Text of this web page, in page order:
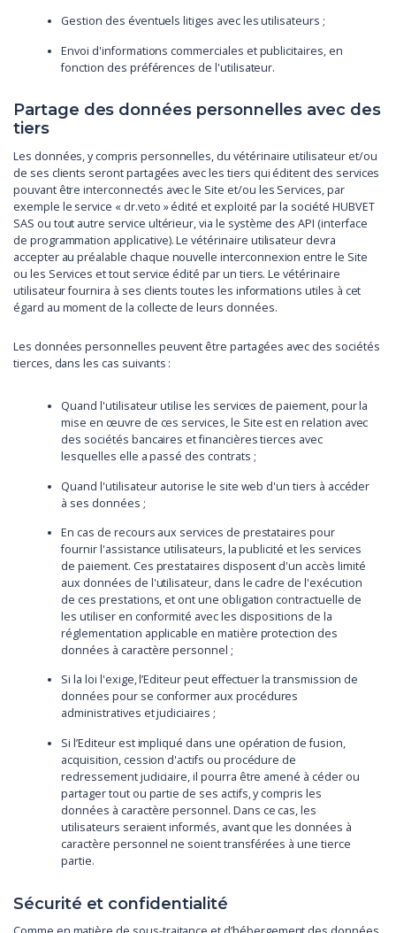
Gestion des éventuels litiges avec les utilisateurs ;
Envoi d'informations commerciales et publicitaires, en
fonction des préférences de l'utilisateur.
Partage des données personnelles avec des
tiers
Les données, y compris personnelles, du vétérinaire utilisateur et/ou
de ses clients seront partagées avec les tiers qui éditent des services
pouvant être interconnectés avec le Site et/ou les Services, par
exemple le service « dr.veto » édité et exploité par la société HUBVET
SAS ou tout autre service ultérieur, via le système des API (interface
de programmation applicative). Le vétérinaire utilisateur devra
accepter au préalable chaque nouvelle interconnexion entre le Site
ou les Services et tout service édité par un tiers. Le vétérinaire
utilisateur fournira à ses clients toutes les informations utiles à cet
égard au moment de la collecte de leurs données.
Les données personnelles peuvent être partagées avec des sociétés
tierces, dans les cas suivants :
Quand l'utilisateur utilise les services de paiement, pour la
mise en œuvre de ces services, le Site est en relation avec
des sociétés bancaires et financières tierces avec
lesquelles elle a passé des contrats ;
Quand l'utilisateur autorise le site web d'un tiers à accéder
à ses données ;
En cas de recours aux services de prestataires pour
fournir l'assistance utilisateurs, la publicité et les services
de paiement. Ces prestataires disposent d'un accès limité
aux données de l'utilisateur, dans le cadre de l'exécution
de ces prestations, et ont une obligation contractuelle de
les utiliser en conformité avec les dispositions de la
réglementation applicable en matière protection des
données à caractère personnel ;
Si la loi l'exige, l’Editeur peut effectuer la transmission de
données pour se conformer aux procédures
administratives et judiciaires ;
Si l’Editeur est impliqué dans une opération de fusion,
acquisition, cession d'actifs ou procédure de
redressement judiciaire, il pourra être amené à céder ou
partager tout ou partie de ses actifs, y compris les
données à caractère personnel. Dans ce cas, les
utilisateurs seraient informés, avant que les données à
caractère personnel ne soient transférées à une tierce
partie.
Sécurité et confidentialité